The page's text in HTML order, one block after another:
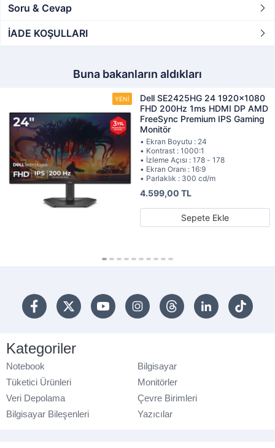
Soru & Cevap
İADE KOŞULLARI
Buna bakanların aldıkları
Dell SE2425HG 24 1920x1080
FHD 200Hz 1ms HDMI DP AMD
FreeSync Premium IPS Gaming
Monitör
• Ekran Boyutu : 24
• Kontrast : 1000:1
• İzleme Açısı : 178 - 178
• Ekran Oranı : 16:9
• Parlaklık : 300 cd/m
4.599,00 TL
Sepete Ekle
Kategoriler
Notebook
Bilgisayar
Tüketici Ürünleri
Monitörler
Veri Depolama
Çevre Birimleri
Bilgisayar Bileşenleri
Yazıcılar